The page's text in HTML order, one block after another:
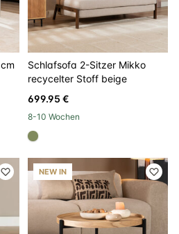
Schlafsofa 2-Sitzer Mikko
recycelter Stoff beige
699.95 €
8-10 Wochen
#808a5d
NEW IN